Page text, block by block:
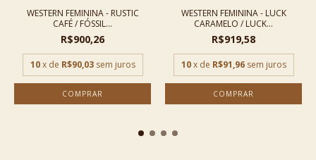
WESTERN FEMININA - RUSTIC
CAFÉ / FÓSSIL...
R$900,26
10 x de R$90,03 sem juros
COMPRAR
WESTERN FEMININA - LUCK
CARAMELO / LUCK...
R$919,58
10 x de R$91,96 sem juros
COMPRAR